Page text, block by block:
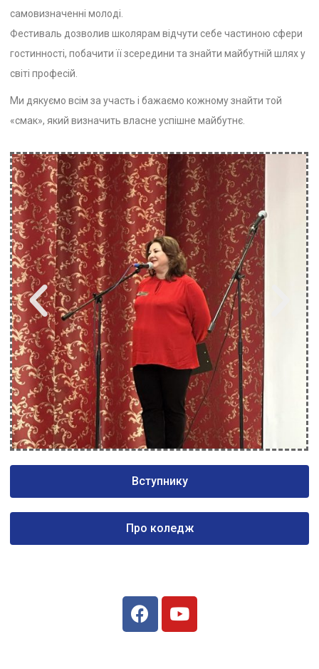
самовизначенні молоді.
Фестиваль дозволив школярам відчути себе частиною сфери
гостинності, побачити її зсередини та знайти майбутній шлях у
світі професій.
Ми дякуємо всім за участь і бажаємо кожному знайти той
«смак», який визначить власне успішне майбутнє.
Вступнику
Про коледж